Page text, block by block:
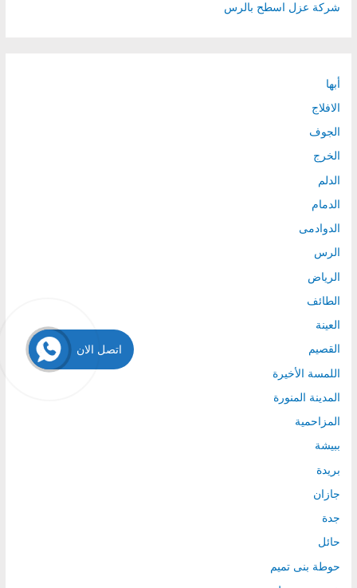
شركة عزل اسطح بالرس
أبها
الافلاج
الجوف
الخرج
الدلم
الدمام
الدوادمى
الرس
الرياض
الطائف
العينة
القصيم
اللمسة الأخيرة
المدينة المنورة
المزاحمية
ببيشة
بريدة
جازان
جدة
حائل
حوطة بنى تميم
اتصل الان